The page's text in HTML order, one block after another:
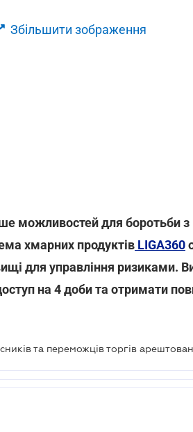
Збільшити зображення
можливостей для боротьби
хмарних продуктів LIGA360
для управління ризиками.
на 4 доби та отримати